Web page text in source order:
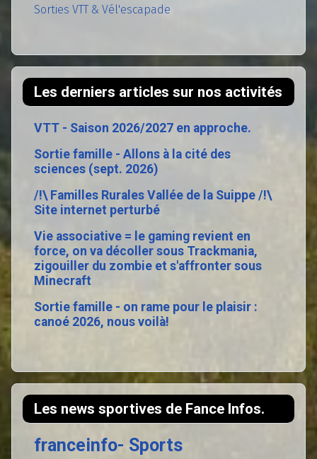
Sorties VTT & Vél'escapade
Les derniers articles sur nos activités
VTT - Saison 2026/2027 en approche.
Sortie famille - Allons à la cité des
sciences (sept. 2026)
/!\ Familles Rurales Vallée de la Suippe /!\
Site internet perturbé
Vie associative = le gaming revient en
force, on va décoller sous Trackmania,
zigouiller du zombie et s'affronter sous
Minecraft
Sortie famille - on rame pour le plaisir :
canoé 2026, nous voilà!
Les news sportives de Fance Infos.
franceinfo- Sports